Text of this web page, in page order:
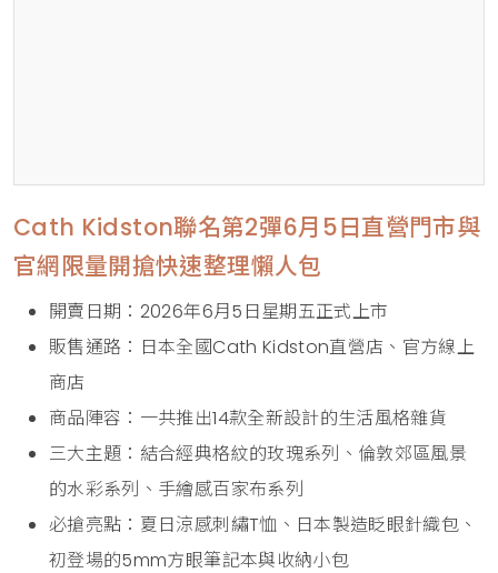
Cath Kidston聯名第2彈6月5日直營門市與
官網限量開搶快速整理懶人包
開賣日期：2026年6月5日星期五正式上市
販售通路：日本全國Cath Kidston直營店、官方線上
商店
商品陣容：一共推出14款全新設計的生活風格雜貨
三大主題：結合經典格紋的玫瑰系列、倫敦郊區風景
的水彩系列、手繪感百家布系列
必搶亮點：夏日涼感刺繡T恤、日本製造眨眼針織包、
初登場的5mm方眼筆記本與收納小包